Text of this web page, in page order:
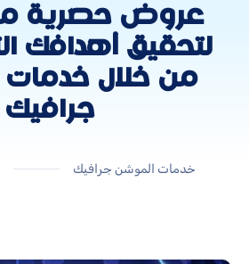
عروض حصرية
لتحقيق أهدافك
من خلال
جرافيك
خدمات الموشن جرافيك